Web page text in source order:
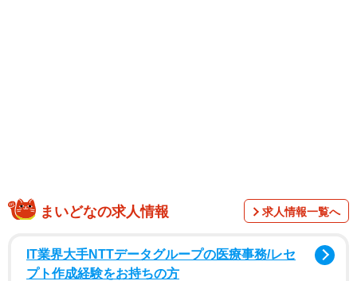
まいどなの求人情報 求人情報一覧へ
IT業界大手NTTデータグループの医療事務/レセ
プト作成経験をお持ちの方